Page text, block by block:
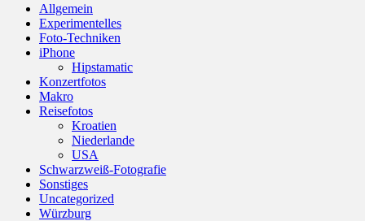
Allgemein
Experimentelles
Foto-Techniken
iPhone
Hipstamatic
Konzertfotos
Makro
Reisefotos
Kroatien
Niederlande
USA
Schwarzweiß-Fotografie
Sonstiges
Uncategorized
Würzburg